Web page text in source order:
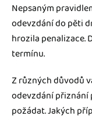
Nepsaným
odevzdání do pěti
hrozila penalizace.
termínu.
Z různých důvodů
odevzdání přiznání
požádat. Jakých